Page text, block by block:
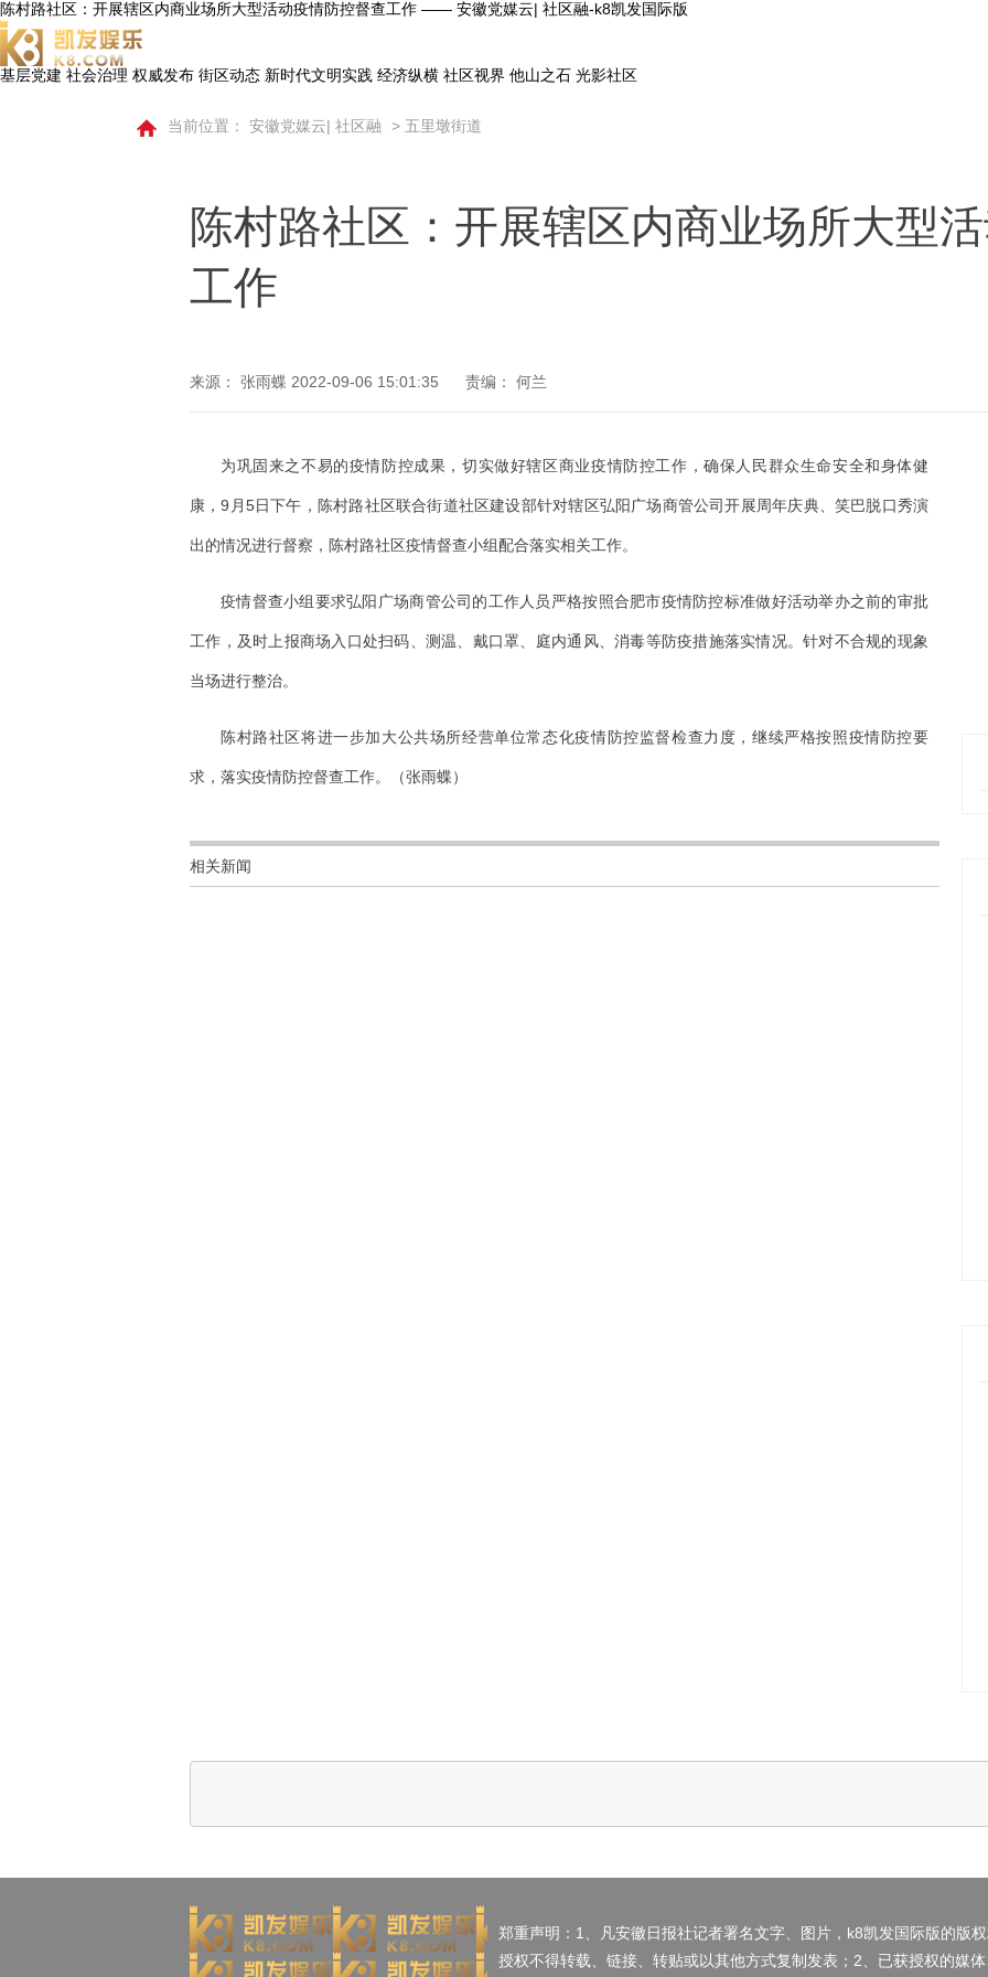
陈村路社区：开展辖区内商业场所大型活动疫情防控督查工作 —— 安徽党媒云| 社区融-k8凯发国际版
基层党建 社会治理 权威发布 街区动态 新时代文明实践 经济纵横 社区视界 他山之石 光影社区
当前位置： 安徽党媒云| 社区融 > 五里墩街道
陈村路社区：开展辖区内商业场所大型
工作
来源： 张雨蝶 2022-09-06 15:01:35 责编： 何兰
为巩固来之不易的疫情防控成果，切实做好辖区商业疫情防控工作，确保人民群众生命安全和身体健
康，9月5日下午，陈村路社区联合街道社区建设部针对辖区弘阳广场商管公司开展周年庆典、笑巴脱口秀演
出的情况进行督察，陈村路社区疫情督查小组配合落实相关工作。
疫情督查小组要求弘阳广场商管公司的工作人员严格按照合肥市疫情防控标准做好活动举办之前的审批
工作，及时上报商场入口处扫码、测温、戴口罩、庭内通风、消毒等防疫措施落实情况。针对不合规的现象
当场进行整治。
陈村路社区将进一步加大公共场所经营单位常态化疫情防控监督检查力度，继续严格按照疫情防控要
求，落实疫情防控督查工作。（张雨蝶）
相关新闻
郑重声明：1、凡安徽日报社记者署名文字、图片，k8凯发国际版的版
授权不得转载、链接、转贴或以其他方式复制发表；2、已获授权的媒